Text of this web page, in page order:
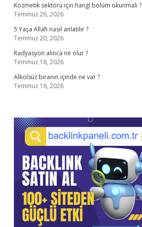
Kozmetik sektörü için hangi bölüm okunmalı ?
Temmuz 26, 2026
5 Yaşa Allah nasıl anlatılır ?
Temmuz 20, 2026
Radyasyon alınca ne olur ?
Temmuz 18, 2026
Alkolsüz biranın içinde ne var ?
Temmuz 16, 2026